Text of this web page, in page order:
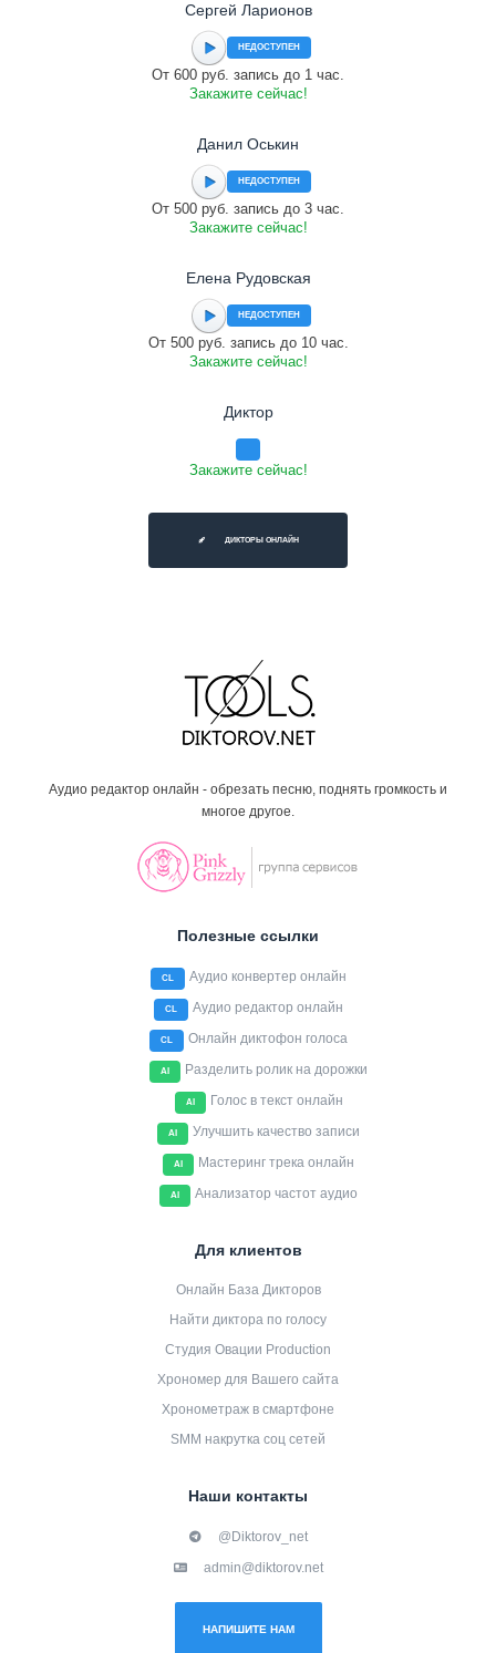
Сергей Ларионов
НЕДОСТУПЕН
От 600 руб. запись до 1 час.
Закажите сейчас!
Данил Оськин
НЕДОСТУПЕН
От 500 руб. запись до 3 час.
Закажите сейчас!
Елена Рудовская
НЕДОСТУПЕН
От 500 руб. запись до 10 час.
Закажите сейчас!
Диктор
Закажите сейчас!
ДИКТОРЫ ОНЛАЙН
Аудио редактор онлайн - обрезать песню, поднять громкость и
многое другое.
Полезные ссылки
CL Аудио конвертер онлайн
CL Аудио редактор онлайн
CL Онлайн диктофон голоса
AI Разделить ролик на дорожки
AI Голос в текст онлайн
AI Улучшить качество записи
AI Мастеринг трека онлайн
AI Анализатор частот аудио
Для клиентов
Онлайн База Дикторов
Найти диктора по голосу
Студия Овации Production
Хрономер для Вашего сайта
Хронометраж в смартфоне
SMM накрутка соц сетей
Наши контакты
@Diktorov_net
admin@diktorov.net
НАПИШИТЕ НАМ